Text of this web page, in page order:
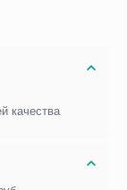
качества